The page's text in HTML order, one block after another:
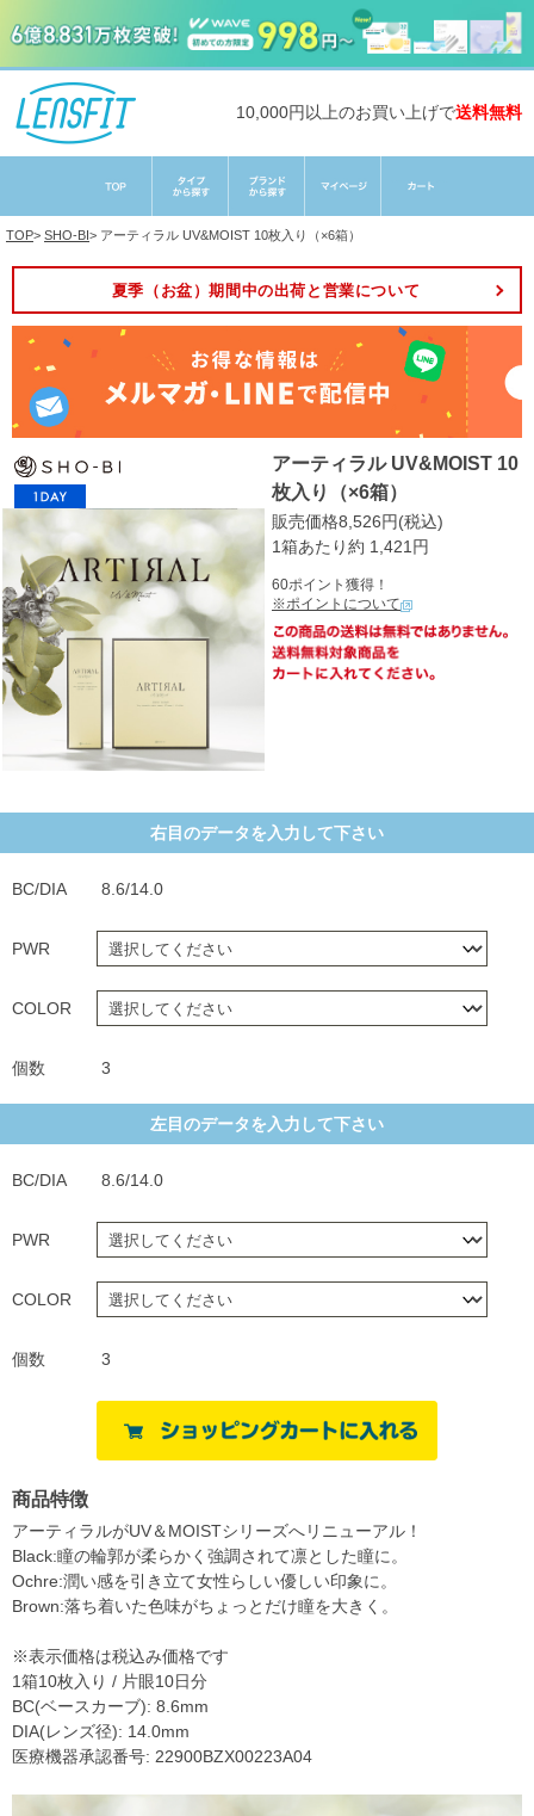
10,000円以上のお買い上げで送料無料
TOP> SHO-BI> アーティラル UV&MOIST 10枚入り（×6箱）
夏季（お盆）期間中の出荷と営業について
アーティラル UV&MOIST 10
枚入り（×6箱）
販売価格8,526円(税込)
1箱あたり約 1,421円
60ポイント獲得！
※ポイントについて
右目のデータを入力して下さい
BC/DIA 8.6/14.0
PWR
COLOR
個数 3
左目のデータを入力して下さい
BC/DIA 8.6/14.0
PWR
COLOR
個数 3
商品特徴
アーティラルがUV＆MOISTシリーズへリニューアル！
Black:瞳の輪郭が柔らかく強調されて凛とした瞳に。
Ochre:潤い感を引き立て女性らしい優しい印象に。
Brown:落ち着いた色味がちょっとだけ瞳を大きく。
※表示価格は税込み価格です
1箱10枚入り / 片眼10日分
BC(ベースカーブ): 8.6mm
DIA(レンズ径): 14.0mm
医療機器承認番号: 22900BZX00223A04